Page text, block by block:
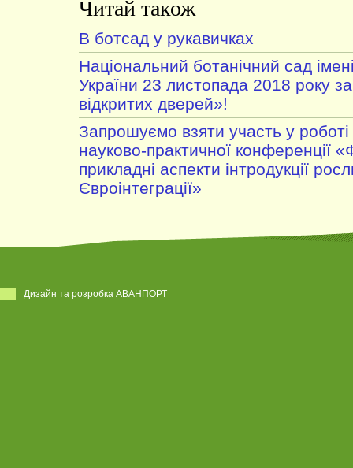
Читай також
В ботсад у рукавичках
Національний ботанічний сад
України 23 листопада 2018 року
відкритих дверей»!
Запрошуємо взяти участь у
науково-практичної конференції
прикладні аспекти інтродукції
Євроінтеграції»
Дизайн та розробка АВАНПОРТ